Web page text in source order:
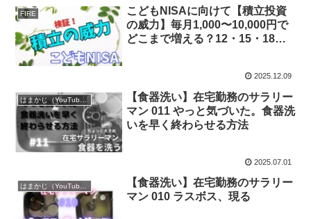
FIRE
こどもNISAに向けて【積立投資
の威力】毎月1,000〜10,000円で
どこまで増える？12・15・18年
2025.12.09
はまかじ（YouTube）
【食器洗い】在宅勤務のサラリー
マン 011 やっと気づいた。食器洗
いを早く終わらせる方法
2025.07.01
はまかじ（YouTube）
【食器洗い】在宅勤務のサラリー
マン 010 ラスボス、現る